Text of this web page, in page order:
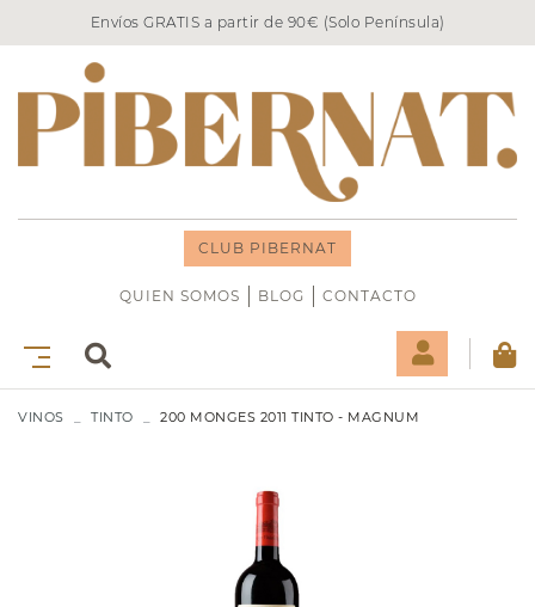
Envíos GRATIS a partir de 90€ (Solo Península)
CLUB PIBERNAT
QUIEN SOMOS BLOG CONTACTO
VINOS TINTO 200 MONGES 2011 TINTO - MAGNUM